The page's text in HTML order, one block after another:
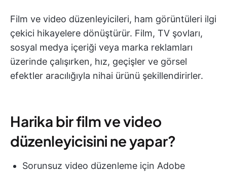
Film ve video düzenleyicileri, ham görüntüleri ilgi
çekici hikayelere dönüştürür. Film, TV şovları,
sosyal medya içeriği veya marka reklamları
üzerinde çalışırken, hız, geçişler ve görsel
efektler aracılığıyla nihai ürünü şekillendirirler.
Harika bir film ve video
düzenleyicisini ne yapar?
Sorunsuz video düzenleme için Adobe